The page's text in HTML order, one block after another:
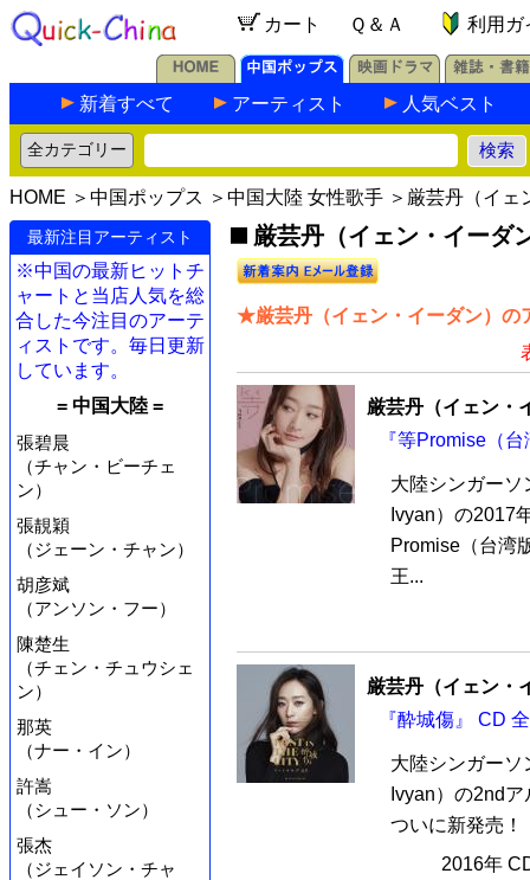
カート Ｑ＆Ａ 利用ガ
新着すべて アーティスト 人気ベスト
HOME ＞ 中国ポップス ＞ 中国大陸 女性歌手 ＞厳芸丹（イェ
最新注目アーティスト
※中国の最新ヒットチ
ャートと当店人気を総
合した今注目のアーテ
ィストです。毎日更新
しています。
= 中国大陸 =
張碧晨
（チャン・ビーチェ
ン）
張靚穎
（ジェーン・チャン）
胡彦斌
（アンソン・フー）
陳楚生
（チェン・チュウシェ
ン）
那英
（ナー・イン）
許嵩
（シュー・ソン）
張杰
（ジェイソン・チャ
厳芸丹（イェン・イーダ
★厳芸丹（イェン・イーダン）の
厳芸丹（イェン・
『等Promise（
大陸シンガーソ
Ivyan）の2017
Promise（台湾
王...
厳芸丹（イェン・
『酔城傷』 CD
大陸シンガーソ
Ivyan）の2nd
ついに新発売
2016年